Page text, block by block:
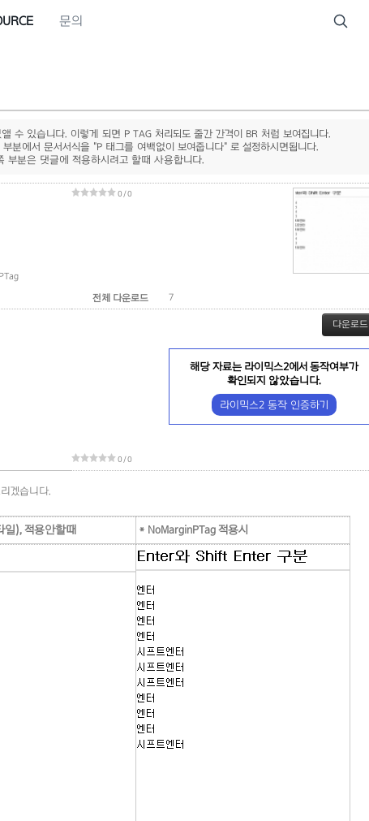
문의
수 있습니다. 이렇게 되면 P TAG 처리되도 줄간 간격이 BR 처럼 보여집니다.
분에서 문서서식을 "P 태그를 여백없이 보여줍니다" 로 설정하시면됩니다.
부분은 댓글에 적용하시려고 할때 사용합니다.
0 / 0
전체 다운로드
7
다운로드
해당 자료는 라이믹스2에서 동작여부가
확인되지 않았습니다.
라이믹스2 동작 인증하기
0 / 0
겠습니다.
일), 적용안할때 * NoMarginPTag 적용시